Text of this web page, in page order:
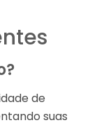
de
suas